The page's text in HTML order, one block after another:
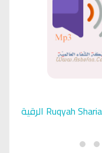
Ruqyah Shariah Full Mishary Rashid Al Afasy Mp3 الرقية